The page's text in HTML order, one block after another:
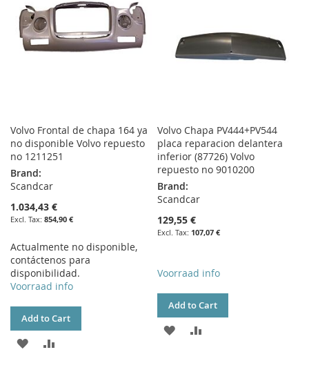
Volvo Frontal de chapa 164 ya
no disponible Volvo repuesto
no 1211251
Brand:
Scandcar
1.034,43 €
854,90 €
Actualmente no disponible,
contáctenos para
disponibilidad.
Voorraad info
Add to Cart
ADD
Volvo Chapa PV444+PV544
placa reparacion delantera
inferior (87726) Volvo
repuesto no 9010200
Brand:
Scandcar
129,55 €
107,07 €
Voorraad info
Add to Cart
ADD